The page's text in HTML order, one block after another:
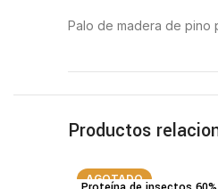
Palo de madera de pino
Productos
AGOTADO